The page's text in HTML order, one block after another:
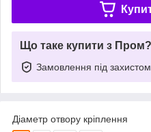
Що таке купити з Пром?
Замовлення під захистом
Діаметр отвору кріплення